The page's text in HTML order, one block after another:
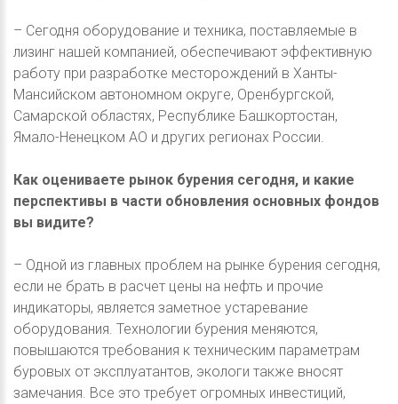
– Сегодня оборудование и техника, поставляемые в
лизинг нашей компанией, обеспечивают эффективную
работу при разработке месторождений в Ханты-
Мансийском автономном округе, Оренбургской,
Самарской областях, Республике Башкортостан,
Ямало-Ненецком АО и других регионах России.
Как оцениваете рынок бурения сегодня, и какие
перспективы в части обновления основных фондов
вы видите?
– Одной из главных проблем на рынке бурения сегодня,
если не брать в расчет цены на нефть и прочие
индикаторы, является заметное устаревание
оборудования. Технологии бурения меняются,
повышаются требования к техническим параметрам
буровых от эксплуатантов, экологи также вносят
замечания. Все это требует огромных инвестиций,